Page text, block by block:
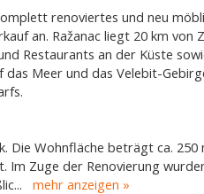
renoviertes und neu
an. Ražanac liegt 20 km von
Restaurants an der Küste
das Meer und das Velebit-
Die Wohnfläche beträgt ca. 250
Im Zuge der Renovierung
... mehr anzeigen